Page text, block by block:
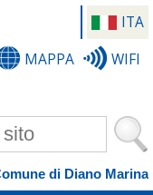
ITA
MAPPA WIFI
di Diano Marina